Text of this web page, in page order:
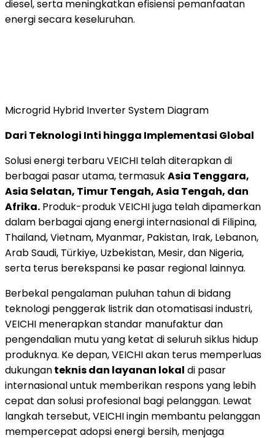
diesel, serta meningkatkan efisiensi pemanfaatan
energi secara keseluruhan.
Microgrid Hybrid Inverter System Diagram
Dari Teknologi Inti hingga Implementasi Global
Solusi energi terbaru VEICHI telah diterapkan di
berbagai pasar utama, termasukAsia Tenggara,
Asia Selatan, Timur Tengah, Asia Tengah, dan
Afrika. Produk-produk VEICHI juga telah dipamerkan
dalam berbagai ajang energi internasional di Filipina,
Thailand, Vietnam, Myanmar, Pakistan, Irak, Lebanon,
Arab Saudi, Türkiye, Uzbekistan, Mesir, dan Nigeria,
serta terus berekspansi ke pasar regional lainnya.
Berbekal pengalaman puluhan tahun di bidang
teknologi penggerak listrik dan otomatisasi industri,
VEICHI menerapkan standar manufaktur dan
pengendalian mutu yang ketat di seluruh siklus hidup
produknya. Ke depan, VEICHI akan terus memperluas
dukunganteknis dan layanan lokal di pasar
internasional untuk memberikan respons yang lebih
cepat dan solusi profesional bagi pelanggan. Lewat
langkah tersebut, VEICHI ingin membantu pelanggan
mempercepat adopsi energi bersih, menjaga